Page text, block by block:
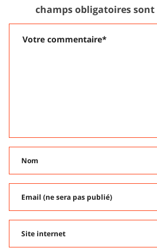
champs obligatoires sont